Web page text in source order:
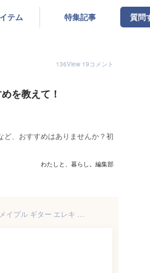
テム 特集記事 質問
136View 19コメント
を教えて！
、おすすめはありませんか？初
わたしと、暮らし。編集部